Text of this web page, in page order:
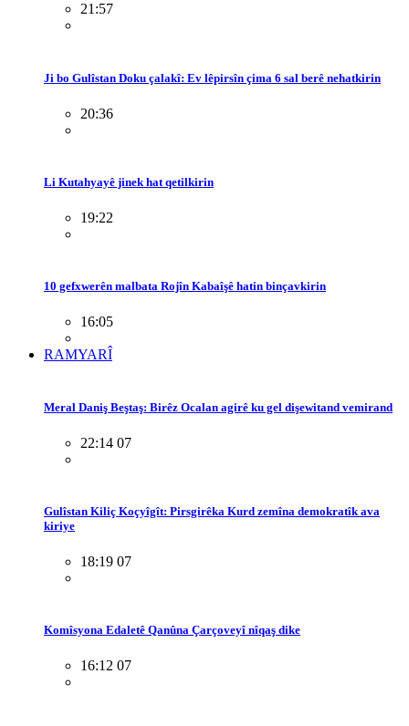
21:57
Ji bo Gulîstan Doku çalakî: Ev lêpirsîn çima 6 sal berê nehatkirin
20:36
Li Kutahyayê jinek hat qetilkirin
19:22
10 gefxwerên malbata Rojîn Kabaîşê hatin binçavkirin
16:05
RAMYARÎ
Meral Daniş Beştaş: Birêz Ocalan agirê ku gel dişewitand vemirand
22:14 07
Gulîstan Kiliç Koçyîgît: Pirsgirêka Kurd zemîna demokratîk ava
kiriye
18:19 07
Komîsyona Edaletê Qanûna Çarçoveyî nîqaş dike
16:12 07